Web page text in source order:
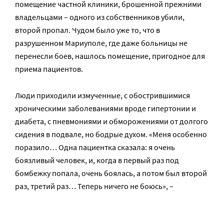
помещение частной клиники, брошенной прежними
владельцами – одного из собственников убили,
второй пропал. Чудом было уже то, что в
разрушенном Мариуполе, где даже больницы не
перенесли боев, нашлось помещение, пригодное для
приема пациентов.
Люди приходили измученные, с обострившимися
хроническими заболеваниями вроде гипертонии и
диабета, с пневмониями и обморожениями от долгого
сидения в подвале, но бодрые духом. «Меня особенно
поразило… Одна пациентка сказала: я очень
боязливый человек, и, когда в первый раз под
бомбежку попала, очень боялась, а потом был второй
раз, третий раз… Теперь ничего не боюсь», –